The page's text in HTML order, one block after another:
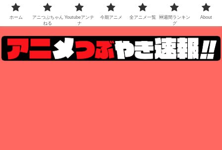
ホーム
アニつぶちゃん
ねる
Youtubeアンテ
ナ
今期アニメ 全アニメ一覧
🆕週間ランキン
グ
About